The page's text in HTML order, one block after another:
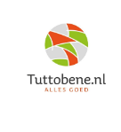
inhoud